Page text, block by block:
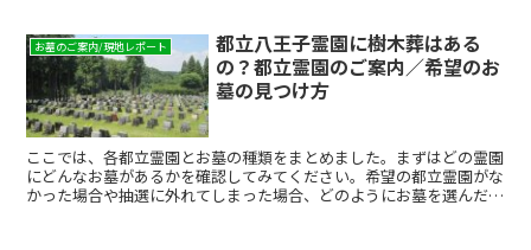
お墓のご案内/現地レポート
都立八王子霊園に樹木葬はある
の？都立霊園のご案内／希望のお
墓の見つけ方
ここでは、各都立霊園とお墓の種類をまとめました。まずはどの霊園
にどんなお墓があるかを確認してみてください。希望の都立霊園がな
かった場合や抽選に外れてしまった場合、どのようにお墓を選んだら